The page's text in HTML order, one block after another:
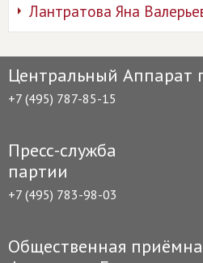
Лантратова Яна
Центральный Аппарат
+7 (495) 787-85-15
Пресс-служба
партии
+7 (495) 783-98-03
Общественная